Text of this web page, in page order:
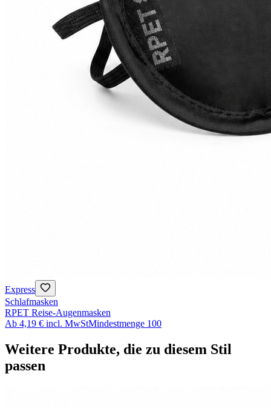
Express
Schlafmasken
RPET Reise-Augenmasken
Ab 4,19 € incl. MwStMindestmenge 100
Weitere Produkte, die zu diesem Stil
passen